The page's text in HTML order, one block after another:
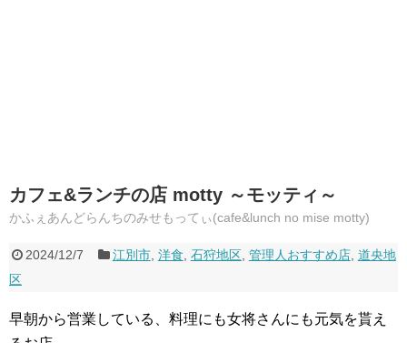
カフェ&ランチの店 motty ～モッティ～
かふぇあんどらんちのみせもってぃ(cafe&lunch no mise motty)
2024/12/7 江別市, 洋食 石狩地区, 管理人おすすめ店, 道央地
区
早朝から営業している、料理にも女将さんにも元気を貰え